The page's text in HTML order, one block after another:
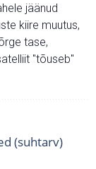
jäänud
kiire muutus,
tase,
"tõuseb"
(suhtarv)